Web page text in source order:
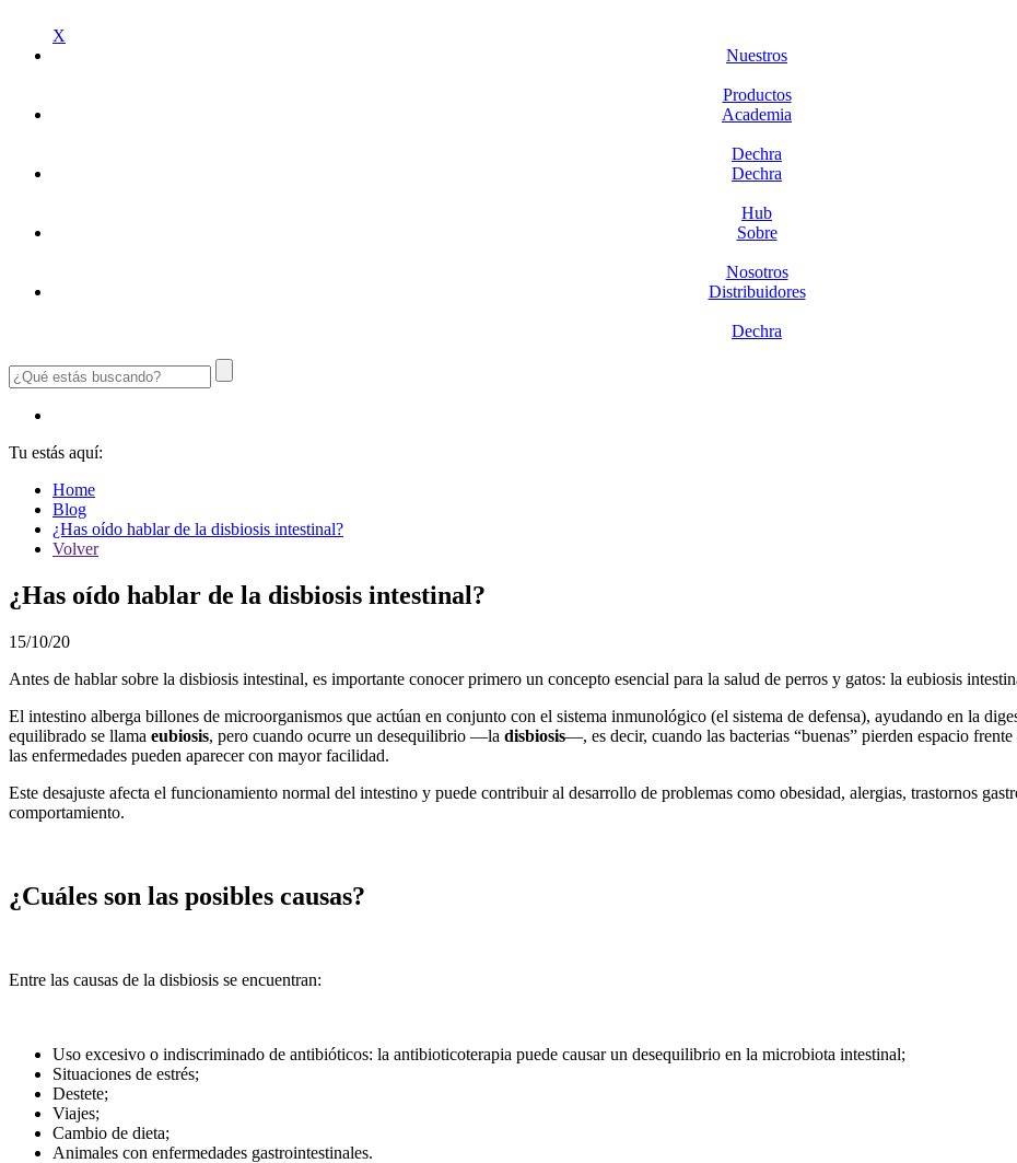
X
Nuestros
Productos
Academia
Dechra
Dechra
Hub
Sobre
Nosotros
Distribuidores
Dechra
Tu estás aquí:
Home
Blog
¿Has oído hablar de la disbiosis intestinal?
Volver
¿Has oído hablar de la disbiosis intestinal?
15/10/20
Antes de hablar sobre la disbiosis intestinal, es importante conocer primero un concepto esencial para la salud de perros y gatos: la eubiosis
El intestino alberga billones de microorganismos que actúan en conjunto con el sistema inmunológico (el sistema de defensa), ayudando en la
equilibrado se llama eubiosis, pero cuando ocurre un desequilibrio —la disbiosis—, es decir, cuando las bacterias “buenas” pierden espacio
las enfermedades pueden aparecer con mayor facilidad.
Este desajuste afecta el funcionamiento normal del intestino y puede contribuir al desarrollo de problemas como obesidad, alergias, trastornos
comportamiento.
¿Cuáles son las posibles causas?
Entre las causas de la disbiosis se encuentran:
Uso excesivo o indiscriminado de antibióticos: la antibioticoterapia puede causar un desequilibrio en la microbiota intestinal;
Situaciones de estrés;
Destete;
Viajes;
Cambio de dieta;
Animales con enfermedades gastrointestinales.